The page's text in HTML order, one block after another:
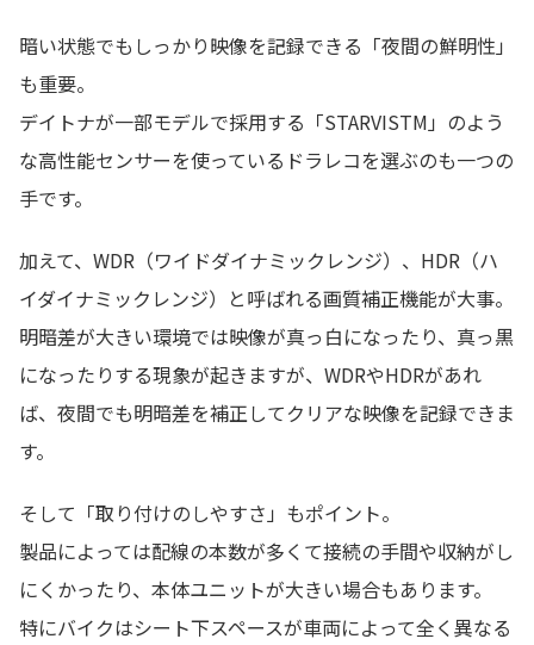
暗い状態でもしっかり映像を記録できる「夜間の鮮明性」
も重要。
デイトナが一部モデルで採用する「STARVISTM」のよう
な高性能センサーを使っているドラレコを選ぶのも一つの
手です。
加えて、WDR（ワイドダイナミックレンジ）、HDR（ハ
イダイナミックレンジ）と呼ばれる画質補正機能が大事。
明暗差が大きい環境では映像が真っ白になったり、真っ黒
になったりする現象が起きますが、WDRやHDRがあれ
ば、夜間でも明暗差を補正してクリアな映像を記録できま
す。
そして「取り付けのしやすさ」もポイント。
製品によっては配線の本数が多くて接続の手間や収納がし
にくかったり、本体ユニットが大きい場合もあります。
特にバイクはシート下スペースが車両によって全く異なる